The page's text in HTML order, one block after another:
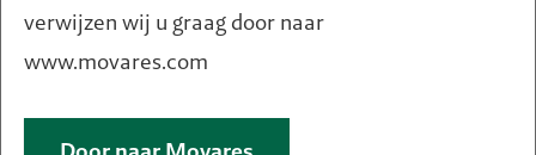
Een vraag of hulp nodig?
verwijzen wij u graag door naar
www.movares.com